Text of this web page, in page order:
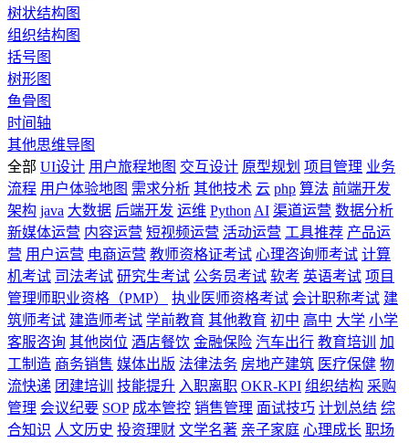
树状结构图
组织结构图
括号图
树形图
鱼骨图
时间轴
其他思维导图
全部 UI设计 用户旅程地图 交互设计 原型规划 项目管理 业务
流程 用户体验地图 需求分析 其他技术 云 php 算法 前端开发
架构 java 大数据 后端开发 运维 Python AI 渠道运营 数据分析
新媒体运营 内容运营 短视频运营 活动运营 工具推荐 产品运
营 用户运营 电商运营 教师资格证考试 心理咨询师考试 计算
机考试 司法考试 研究生考试 公务员考试 软考 英语考试 项目
管理师职业资格（PMP）
执业医师资格考试 会计职称考试 建
筑师考试 建造师考试 学前教育 其他教育 初中 高中 大学 小学
客服咨询 其他岗位 酒店餐饮 金融保险 汽车出行 教育培训
加
工制造 商务销售 媒体出版 法律法务 房地产建筑 医疗保健 物
流快递 团建培训 技能提升 入职离职 OKR-KPI 组织结构 采购
管理 会议纪要 SOP 成本管控 销售管理 面试技巧 计划总结 综
合知识 人文历史 投资理财 文学名著 亲子家庭 心理成长 职场